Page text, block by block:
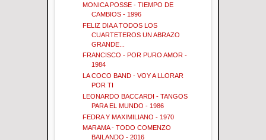
MONICA POSSE - TIEMPO DE
CAMBIOS - 1996
FELIZ DIA A TODOS LOS
CUARTETEROS UN ABRAZO
GRANDE...
FRANCISCO - POR PURO AMOR -
1984
LA COCO BAND - VOY A LLORAR
POR TI
LEONARDO BACCARDI - TANGOS
PARA EL MUNDO - 1986
FEDRA Y MAXIMILIANO - 1970
MARAMA - TODO COMENZO
BAILANDO - 2016